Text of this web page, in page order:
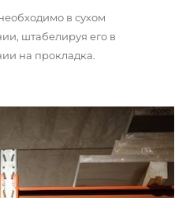
в сухом
штабелируя его в
на прокладка.